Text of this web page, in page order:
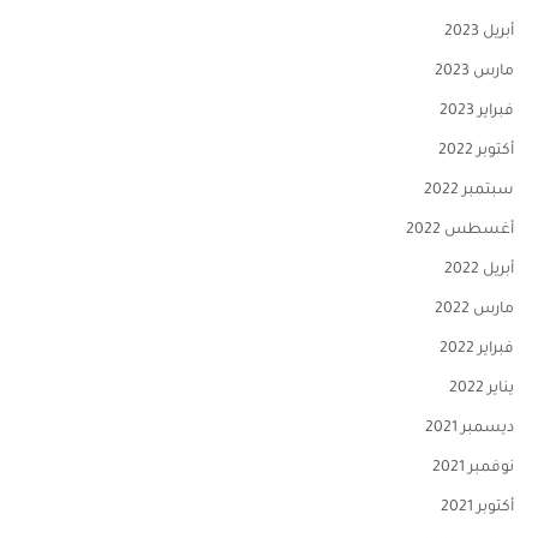
أبريل 2023
مارس 2023
فبراير 2023
أكتوبر 2022
سبتمبر 2022
أغسطس 2022
أبريل 2022
مارس 2022
فبراير 2022
يناير 2022
ديسمبر 2021
نوفمبر 2021
أكتوبر 2021